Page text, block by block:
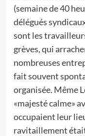
(semaine de 40
délégués
sont les
grèves, qui
nombreuses
fait souvent
organisée. Même
«majesté calme»
occupaient leur
ravitaillement